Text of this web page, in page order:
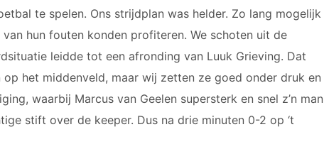
te spelen. Ons strijdplan was helder. Zo lang mogelijk
hun fouten konden profiteren. We schoten uit de
leidde tot een afronding van Luuk Grieving. Dat
het middenveld, maar wij zetten ze goed onder druk en
waarbij Marcus van Geelen supersterk en snel z’n man
stift over de keeper. Dus na drie minuten 0-2 op ‘t